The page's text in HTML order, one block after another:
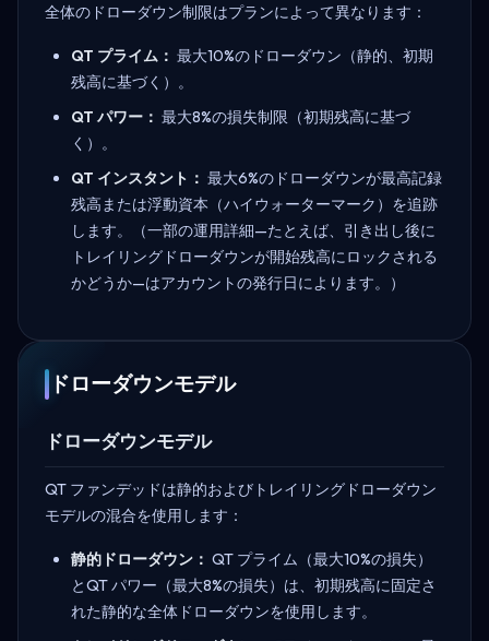
全体のドローダウン制限はプランによって異なります：
QT プライム： 最大10%のドローダウン（静的、初期
残高に基づく）。
QT パワー： 最大8%の損失制限（初期残高に基づ
く）。
QT インスタント： 最大6%のドローダウンが最高記録
残高または浮動資本（ハイウォーターマーク）を追跡
します。（一部の運用詳細—たとえば、引き出し後に
トレイリングドローダウンが開始残高にロックされる
かどうか—はアカウントの発行日によります。）
ドローダウンモデル
ドローダウンモデル
QT ファンデッドは静的およびトレイリングドローダウン
モデルの混合を使用します：
静的ドローダウン： QT プライム（最大10%の損失）
とQT パワー（最大8%の損失）は、初期残高に固定さ
れた静的な全体ドローダウンを使用します。